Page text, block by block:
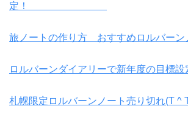
定！
旅ノートの作り方 おすすめロルバーン
ロルバーンダイアリーで新年度の目標設
札幌限定ロルバーンノート売り切れ(T ^